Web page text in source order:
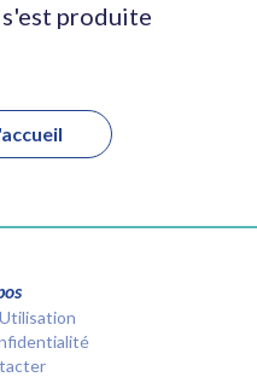
produite